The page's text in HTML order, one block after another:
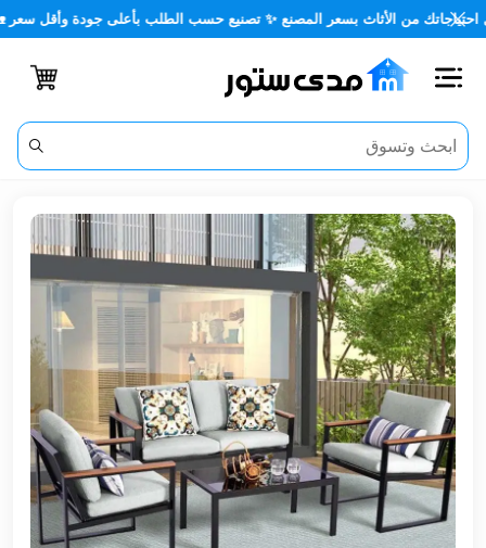
من الأثاث بسعر المصنع ✨ تصنيع حسب الطلب بأعلى جودة وأقل سعر 🏡✨
اغلاق
الفئات
الحساب
أثاث
مكتبي
أثاث
منزلي
أثاث
خارجي
وشواطئ
أثاث